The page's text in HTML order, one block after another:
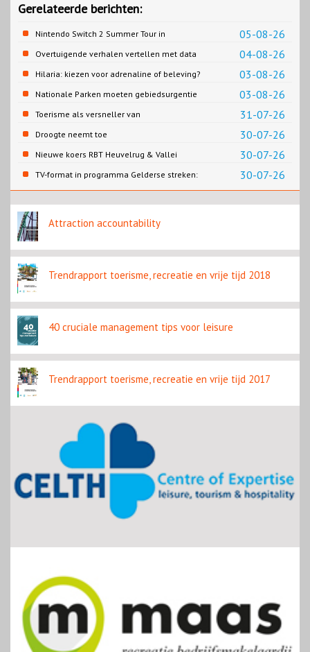
Gerelateerde berichten:
05-08-26
Nintendo Switch 2 Summer Tour in
Slagharen
04-08-26
Overtuigende verhalen vertellen met data
03-08-26
Hilaria: kiezen voor adrenaline of beleving?
03-08-26
Nationale Parken moeten gebiedsurgentie
en beleidsurgentie verbinden
31-07-26
Toerisme als versneller van
retailtransformatie in Europese
30-07-26
Droogte neemt toe
30-07-26
Nieuwe koers RBT Heuvelrug & Vallei
zichtbaar in eerste resultaten 2026
30-07-26
TV-format in programma Gelderse streken:
Rondje Gelderland
Attraction accountability
Trendrapport toerisme, recreatie en vrije tijd 2018
40 cruciale management tips voor leisure
Trendrapport toerisme, recreatie en vrije tijd 2017